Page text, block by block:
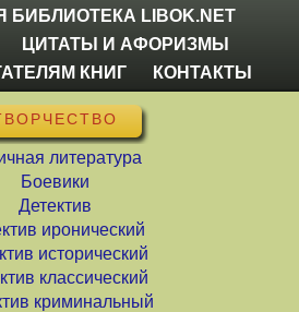
БИБЛИОТЕКА LIBOK.NET
ЦИТАТЫ И АФОРИЗМЫ
КНИГ
КОНТАКТЫ
литература
Боевики
Детектив
иронический
исторический
классический
криминальный